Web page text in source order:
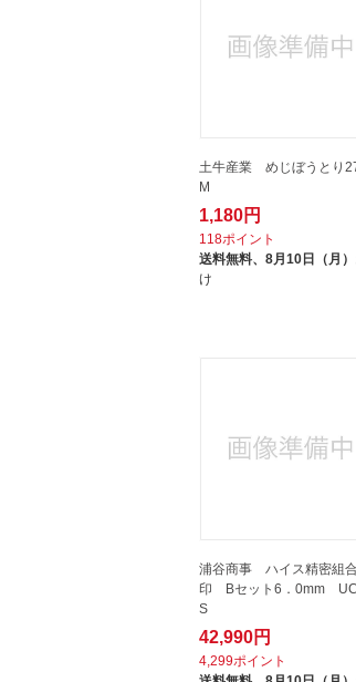
土牛産業 めじぼうとり
M
1,180円
118ポイント
送料無料、 8月10日（月）
け
浦谷商事 ハイス精密組
印 Bセット6．0mm
S
42,990円
4,299ポイント